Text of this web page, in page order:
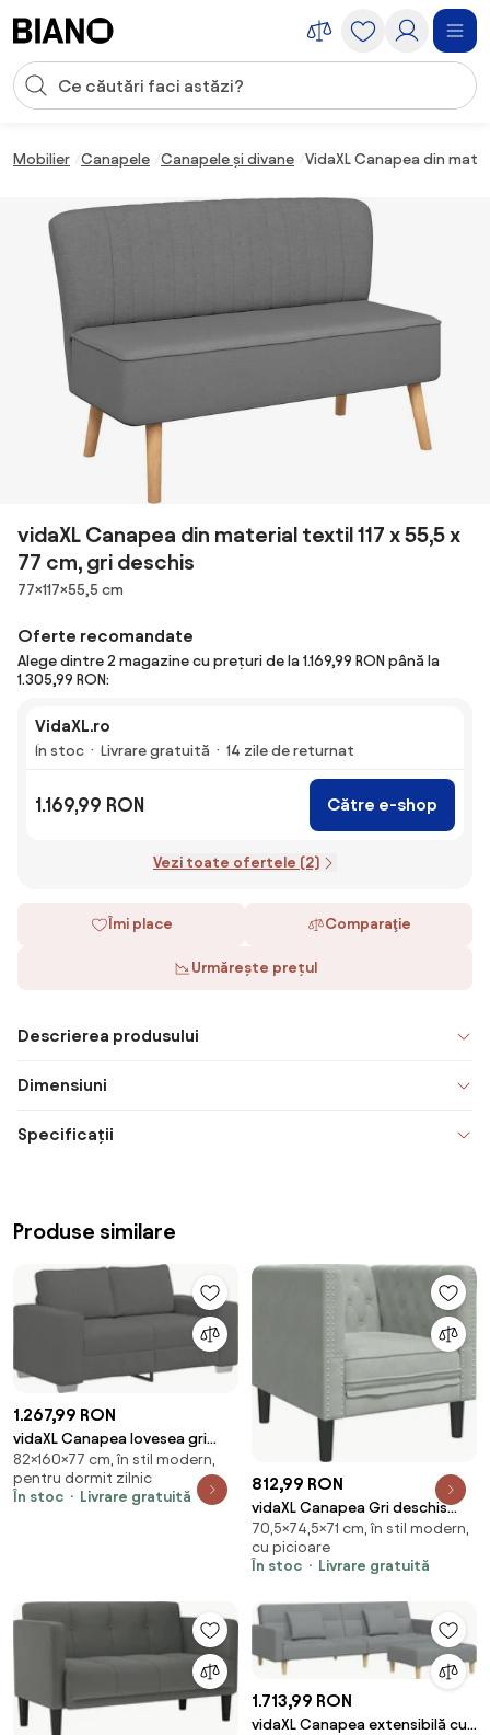
Introducerea căutării
Mobilier Canapele Canapele și divane VidaXL Canapea din
vidaXL Canapea din material textil 117 x 55,5 x
77 cm, gri deschis
Dimensiuni
77×117×55,5 cm
Oferte recomandate
Alege dintre 2 magazine cu prețuri de la 1.169,99 RON până la
1.305,99 RON:
VidaXL.ro
În stoc Livrare gratuită 14 zile de returnat
1.169,99 RON Către e-shop
Vezi toate ofertele (2)
Îmi place Comparaţie
Urmărește prețul
Descrierea produsului
Dimensiuni
Specificații
Produse similare
1.267,99 RON
vidaXL Canapea lovesea gri
închis 160x77x82 cm țesătură
velur
82×160×77 cm, în stil modern,
pentru dormit zilnic
În stoc
Livrare gratuită
812,99 RON
vidaXL Canapea Gri deschis
74,5 x 71 x 70,5 cm Catifea
70,5×74,5×71 cm, în stil modern,
cu picioare
În stoc
Livrare gratuită
1.713,99 RON
vidaXL Canapea extensibilă cu